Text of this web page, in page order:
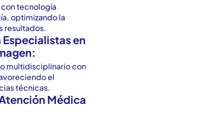
tecnología
optimizando la
resultados.
en
multidisciplinario con
el
técnicas.
Médica